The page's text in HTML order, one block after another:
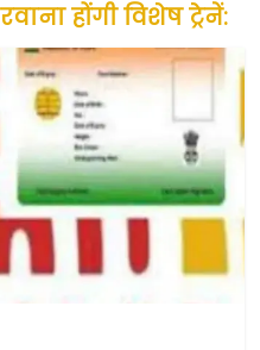
होंगी विशेष ट्रेनें:
में फंसे लोगों की जल्द
गई छूट के बाद लोगो
सरकार
को ग्रीन जोन में
मंत्रालय
गृह मंत्रालय